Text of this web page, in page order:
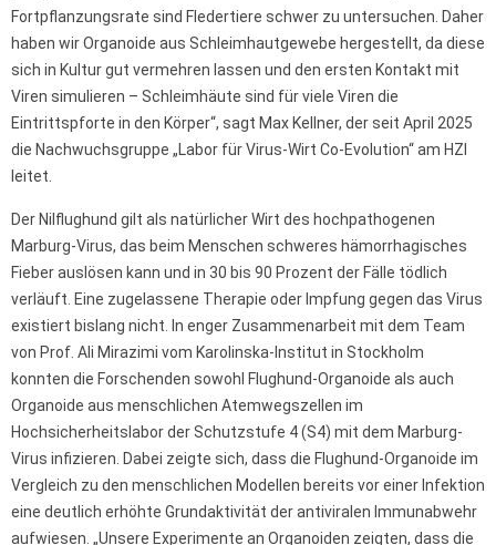
Fortpflanzungsrate sind Fledertiere schwer zu untersuchen. Daher
haben wir Organoide aus Schleimhautgewebe hergestellt, da diese
sich in Kultur gut vermehren lassen und den ersten Kontakt mit
Viren simulieren – Schleimhäute sind für viele Viren die
Eintrittspforte in den Körper“, sagt Max Kellner, der seit April 2025
die Nachwuchsgruppe „Labor für Virus-Wirt Co-Evolution“ am HZI
leitet.
Der Nilflughund gilt als natürlicher Wirt des hochpathogenen
Marburg-Virus, das beim Menschen schweres hämorrhagisches
Fieber auslösen kann und in 30 bis 90 Prozent der Fälle tödlich
verläuft. Eine zugelassene Therapie oder Impfung gegen das Virus
existiert bislang nicht. In enger Zusammenarbeit mit dem Team
von Prof. Ali Mirazimi vom Karolinska-Institut in Stockholm
konnten die Forschenden sowohl Flughund-Organoide als auch
Organoide aus menschlichen Atemwegszellen im
Hochsicherheitslabor der Schutzstufe 4 (S4) mit dem Marburg-
Virus infizieren. Dabei zeigte sich, dass die Flughund-Organoide im
Vergleich zu den menschlichen Modellen bereits vor einer Infektion
eine deutlich erhöhte Grundaktivität der antiviralen Immunabwehr
aufwiesen. „Unsere Experimente an Organoiden zeigten, dass die